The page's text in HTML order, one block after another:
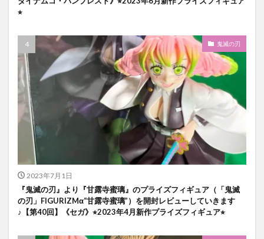
⭐︎
鬼滅の刃
2023年7月1日
『鬼滅の刃』より『甘露寺蜜璃』のプライズフィギュア（「鬼滅
の刃」FIGURIZMα“甘露寺蜜璃”）を開封レビューしていきます
♪【第40回】《セガ》⭐︎2023年4月新作プライズフィギュア⭐︎